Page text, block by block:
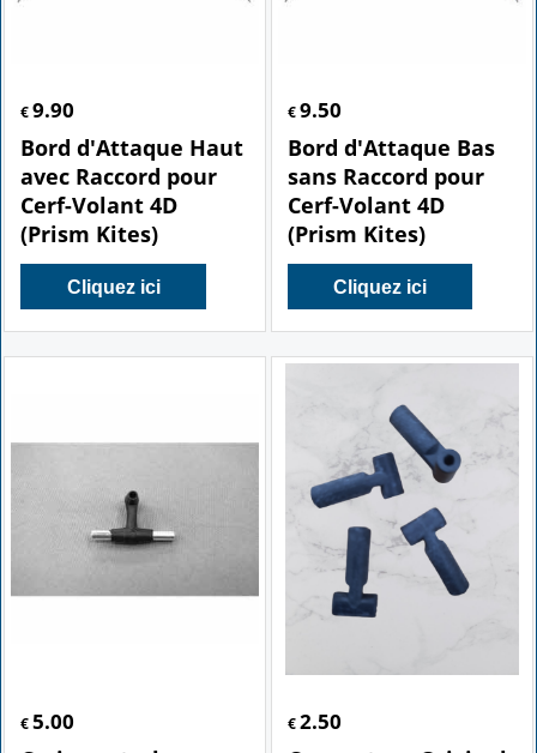
€ 9.90
Bord d'Attaque Haut
avec Raccord pour
Cerf-Volant 4D
(Prism Kites)
Cliquez ici
€9.50
Bord d'Attaque Bas
sans Raccord pour
Cerf-Volant 4D
(Prism Kites)
Cliquez ici
€ 5.00
€2.50